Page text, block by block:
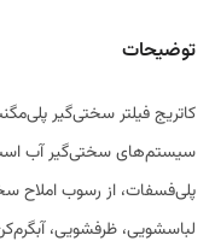
توضیحات
کاتریج فیلتر سختی‌گیر
سیستم‌های سختی‌گیر آب است.
پلی‌فسفات، از رسوب املاح
لباسشویی، ظرفشویی،